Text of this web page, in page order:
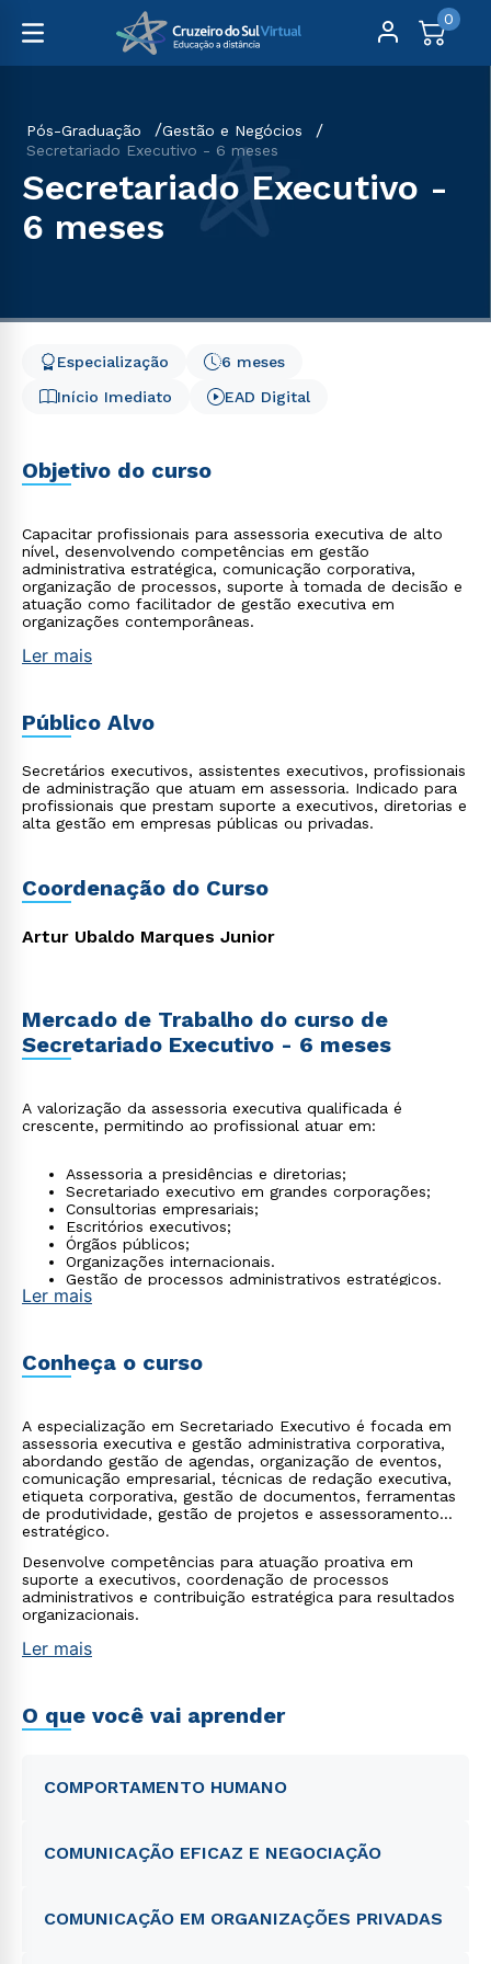
0
Pós-Graduação
Gestão e Negócios
Secretariado Executivo - 6 meses
Secretariado Executivo -
6 meses
Início Imediato
6 meses
Especialização
EAD Digital
Objetivo do curso
Capacitar profissionais para assessoria executiva de alto
nível, desenvolvendo competências em gestão
administrativa estratégica, comunicação corporativa,
organização de processos, suporte à tomada de decisão e
atuação como facilitador de gestão executiva em
organizações contemporâneas.
Ler mais
Público Alvo
Secretários executivos, assistentes executivos, profissionais
de administração que atuam em assessoria. Indicado para
profissionais que prestam suporte a executivos, diretorias e
alta gestão em empresas públicas ou privadas.
Coordenação do Curso
Artur Ubaldo Marques Junior
Mercado de Trabalho do curso de
Secretariado Executivo - 6 meses
A valorização da assessoria executiva qualificada é
crescente, permitindo ao profissional atuar em:
Assessoria a presidências e diretorias;
Secretariado executivo em grandes corporações;
Consultorias empresariais;
Escritórios executivos;
Órgãos públicos;
Organizações internacionais.
Gestão de processos administrativos estratégicos.
Ler mais
Conheça o curso
A especialização em Secretariado Executivo é focada em
assessoria executiva e gestão administrativa corporativa,
abordando gestão de agendas, organização de eventos,
comunicação empresarial, técnicas de redação executiva,
etiqueta corporativa, gestão de documentos, ferramentas
de produtividade, gestão de projetos e assessoramento
estratégico.
Desenvolve competências para atuação proativa em
suporte a executivos, coordenação de processos
administrativos e contribuição estratégica para resultados
organizacionais.
Ler mais
O que você vai aprender
COMPORTAMENTO HUMANO
COMUNICAÇÃO EFICAZ E NEGOCIAÇÃO
COMUNICAÇÃO EM ORGANIZAÇÕES PRIVADAS